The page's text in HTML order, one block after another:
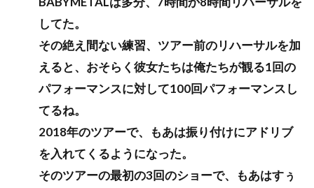
してた。
その絶え間ない練習、ツアー前のリハーサルを加
えると、おそらく彼女たちは俺たちが観る1回の
パフォーマンスに対して100回パフォーマンスし
てるね。
2018年のツアーで、もあは振り付けにアドリブ
を入れてくるようになった。
そのツアーの最初の3回のショーで、もあはすぅ